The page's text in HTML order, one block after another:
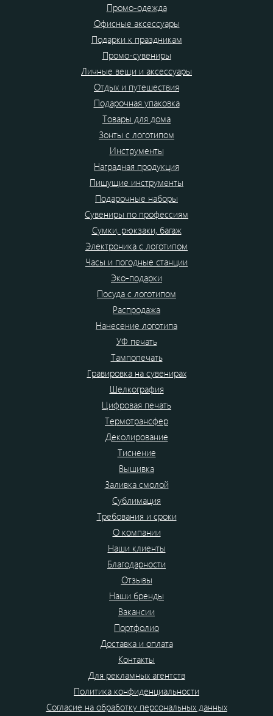
Промо-одежда
Офисные аксессуары
Подарки к праздникам
Промо-сувениры
Личные вещи и аксессуары
Отдых и путешествия
Подарочная упаковка
Товары для дома
Зонты с логотипом
Инструменты
Наградная продукция
Пишущие инструменты
Подарочные наборы
Сувениры по профессиям
Сумки, рюкзаки, багаж
Электроника с логотипом
Часы и погодные станции
Эко-подарки
Посуда с логотипом
Распродажа
Нанесение логотипа
УФ печать
Тампопечать
Гравировка на сувенирах
Шелкография
Цифровая печать
Термотрансфер
Деколирование
Тиснение
Вышивка
Заливка смолой
Сублимация
Требования и сроки
О компании
Наши клиенты
Благодарности
Отзывы
Наши бренды
Вакансии
Портфолио
Доставка и оплата
Контакты
Для рекламных агентств
Политика конфиденциальности
Согласие на обработку персональных данных